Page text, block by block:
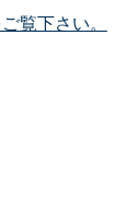
覧下さい。